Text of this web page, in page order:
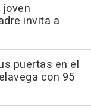
joven
invita a
puertas en el
con 95